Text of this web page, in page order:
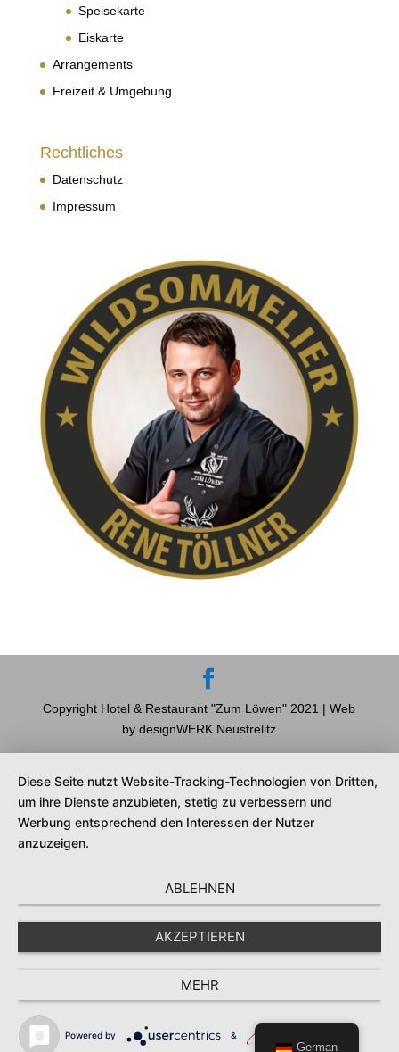
Speisekarte
Eiskarte
Arrangements
Freizeit & Umgebung
Rechtliches
Datenschutz
Impressum
Copyright Hotel & Restaurant "Zum Löwen" 2021 | Web
by designWERK Neustrelitz
German
Diese Seite nutzt Website-Tracking-Technologien von Dritten,
um ihre Dienste anzubieten, stetig zu verbessern und
Werbung entsprechend den Interessen der Nutzer
anzuzeigen.
ABLEHNEN
AKZEPTIEREN
MEHR
Powered by &